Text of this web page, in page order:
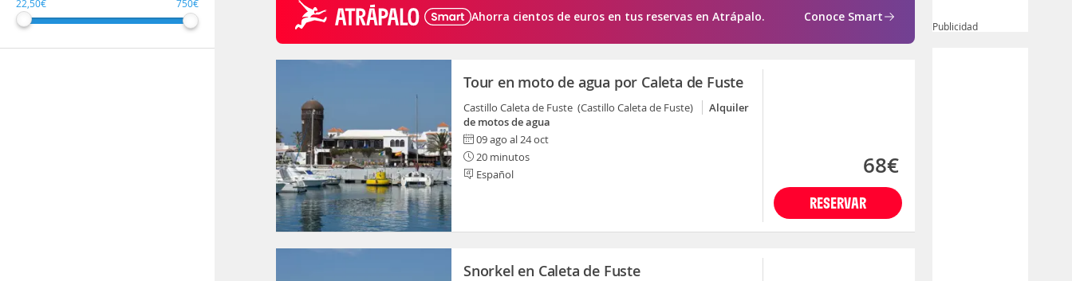
22,50€ 750€
Ahorra cientos de euros en tus reservas en Atrápalo. Conoce Smart
Tour en moto de agua por Caleta de Fuste
Castillo Caleta de Fuste (Castillo Caleta de Fuste)
Alquiler
de motos de agua
09 ago al 24 oct
20 minutos
Español
RESERVAR
68€
Snorkel en Caleta de Fuste
Publicidad